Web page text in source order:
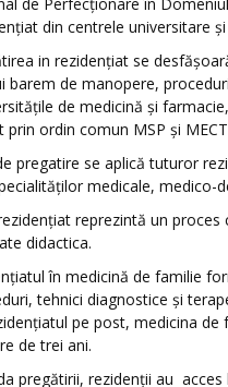
de Perfecţionare în
din centrele universitare
in rezidenţiat se
barem de manopere,
de medicină şi
prin ordin comun MSP şi
pregatire se aplică tuturor
medicale, medico-
reprezintă un
didactica.
în medicină de familie
tehnici diagnostice şi
pe post, medicina
de trei ani.
pregătirii, rezidenţii au